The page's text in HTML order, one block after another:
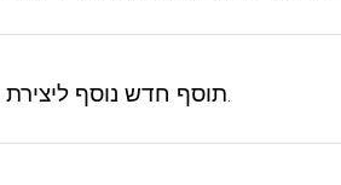
תוסף חדש נוסף ליצירת אווטארים של קטגוריות על סמך סרטונים בקטגוריות אלו על בסיס מתוזמן.